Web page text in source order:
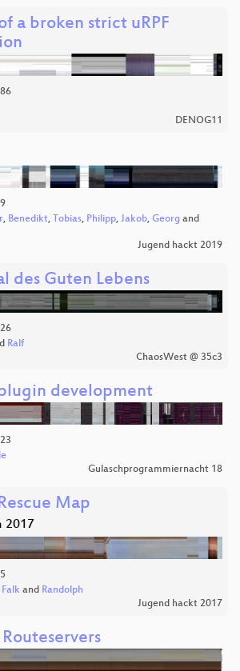
a broken strict uRPF
DENOG11
, Benedikt, Tobias, Philipp, Jakob, Georg and
Jugend hackt 2019
des Guten Lebens
Ralf
ChaosWest @ 35c3
development
Gulaschprogrammiernacht 18
Map
2017
Falk and Randolph
Jugend hackt 2017